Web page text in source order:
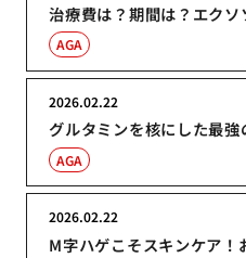
治療費は？期間は？エク
AGA
グルタミンを核にした最
2026.02.22
AGA
M字ハゲこそスキンケア！
2026.02.22